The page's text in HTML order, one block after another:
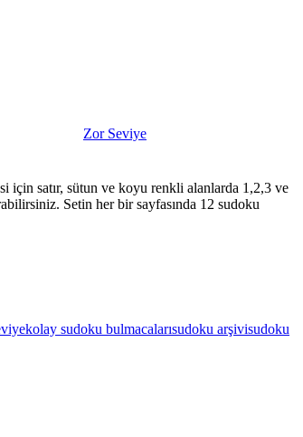
Zor Seviye
için satır, sütun ve koyu renkli alanlarda 1,2,3 ve
Setin her bir sayfasında 12 sudoku
kolay sudoku bulmacalarısudoku arşivisudoku